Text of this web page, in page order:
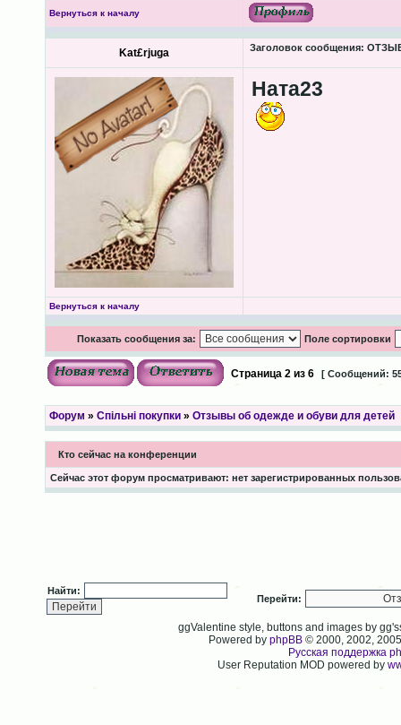
Вернуться к началу
Kat£rjuga Заголовок сообщения:
Ната23
Вернуться к началу
Показать сообщения за: Поле сортировки
Страница 2из 6 [ Сообщений:
Форум » Спільні покупки» Отзывы об одежде и обуви для детей
Кто сейчас на конференции
Сейчас этот форум просматривают: нет зарегистрированных
Найти:
Перейти:
ggValentine style, buttons and images by
Powered byphpBB © 2000, 2002,
Русская поддержка
User Reputation MOD powered by